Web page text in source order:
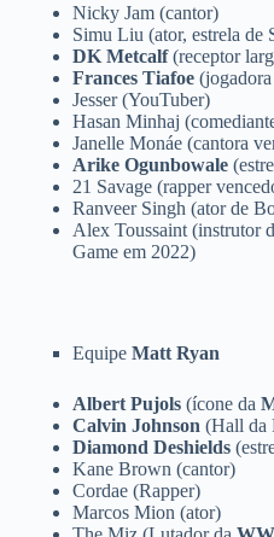
Nicky Jam (cantor)
Simu Liu (ator, estrela de
DK Metcalf(receptor
Frances Tiafoe
Jesser (YouTuber)
Hasan Minhaj
Janelle Monáe (cantora
Arike Ogunbowale
21 Savage (rapper
Ranveer Singh (ator de
Alex Toussaint (instrutor
Game em 2022)
Equipe Matt Ryan
Albert Pujols (ícone da
Calvin Johnson (Hall da
Diamond Deshields
Kane Brown (cantor)
Cordae (Rapper)
Marcos Mion (ator)